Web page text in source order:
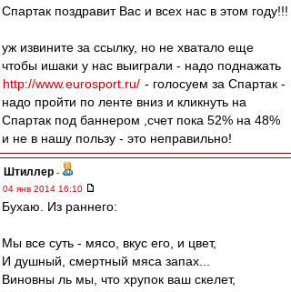
Спартак поздравит Вас и всех нас в этом году!!!
уж извините за ссылку, но не хватало еще
чтобы ишаки у нас выиграли - надо поднажать
http://www.eurosport.ru/ - голосуем за Спартак -
надо пройти по ленте вниз и кликнуть на
Спартак под баннером ,счет пока 52% на 48%
и не в нашу пользу - это неправильно!
Штиллер -
04 янв 2014 16:10
Бухаю. Из раннего:
Мы все суть - мясо, вкус его, и цвет,
И душный, смертный мяса запах...
Виновны ль мы, что хрупок ваш скелет,